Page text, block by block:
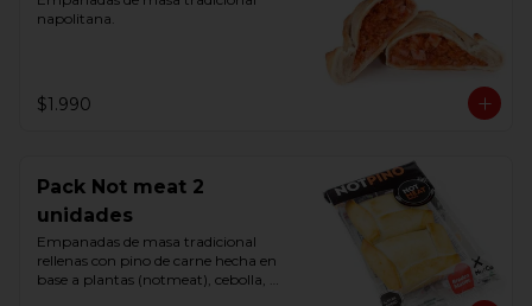
napolitana.
$1.990
Pack Not meat 2
unidades
Empanadas de masa tradicional
rellenas con pino de carne hecha en
base a plantas (notmeat), cebolla,